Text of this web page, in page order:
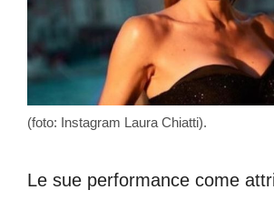
(foto: Instagram Laura Chiatti).
Le sue performance come